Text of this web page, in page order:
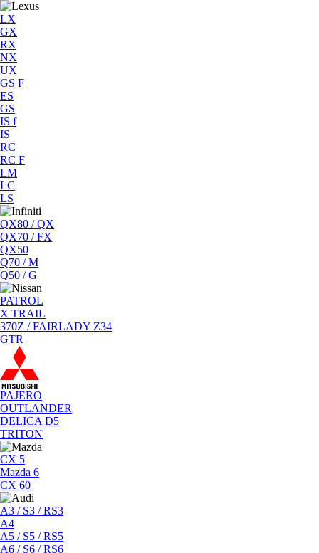
LX
GX
RX
NX
UX
GS F
ES
GS
IS f
IS
RC
RC F
LM
LC
LS
QX80 / QX
QX70 / FX
QX50
Q70 / M
Q50 / G
PATROL
X TRAIL
370Z / FAIRLADY Z34
GTR
PAJERO
OUTLANDER
DELICA D5
TRITON
CX 5
Mazda 6
CX 60
A3 / S3 / RS3
A4
A5 / S5 / RS5
A6 / S6 / RS6